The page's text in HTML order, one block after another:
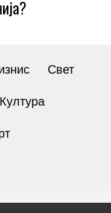
Свет
Култура